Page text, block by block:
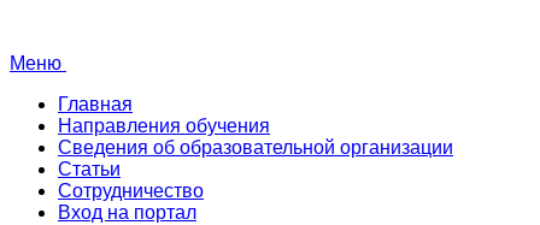
Меню
Главная
Направления обучения
Сведения об образовательной организации
Статьи
Сотрудничество
Вход на портал